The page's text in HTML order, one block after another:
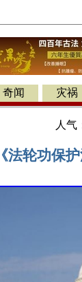
奇闻 灾祸
人气
轮功保护